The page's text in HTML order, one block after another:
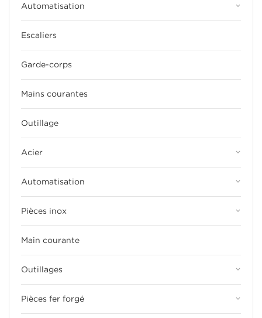
Automatisation keyboard_arrow_down
Escaliers
Garde-corps
Mains courantes
Outillage
Acier keyboard_arrow_down
Automatisation keyboard_arrow_down
Pièces inox keyboard_arrow_down
Main courante
Outillages keyboard_arrow_down
Pièces fer forgé keyboard_arrow_down